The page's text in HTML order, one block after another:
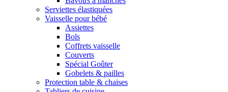
Serviettes élastiquées
Vaisselle pour bébé
Assiettes
Bols
Coffrets vaisselle
Couverts
Spécial Goûter
Gobelets & pailles
Protection table & chaises